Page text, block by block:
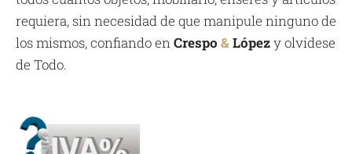
requiera, sin necesidad de que manipule ninguno de
los mismos, confiando en Crespo & Lópezy olvídese
de Todo.